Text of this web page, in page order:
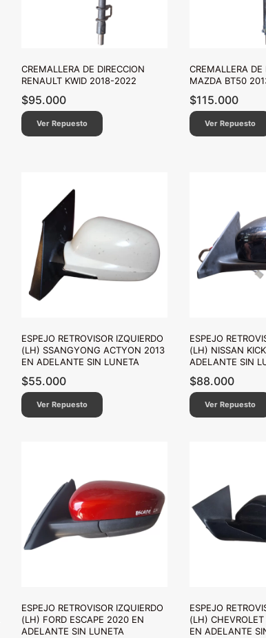
CREMALLERA DE DIRECCION
RENAULT KWID 2018-2022
$95.000
Ver Repuesto
CREMALLERA DE
MAZDA BT50
$115.000
Ver Repuesto
ESPEJO RETROVISOR IZQUIERDO
(LH) SSANGYONG ACTYON 2013
EN ADELANTE SIN LUNETA
$55.000
Ver Repuesto
ESPEJO
(LH) NISSAN
ADELANTE SIN
$88.000
Ver Repuesto
ESPEJO RETROVISOR IZQUIERDO
(LH) FORD ESCAPE 2020 EN
ADELANTE SIN LUNETA
ESPEJO
(LH)
EN ADELANTE